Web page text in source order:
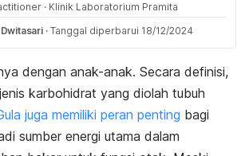
· Klinik Laboratorium Pramita
· Tanggal diperbarui 18/12/2024
dengan anak-anak. Secara definisi,
karbohidrat yang diolah tubuh
juga memiliki peran penting bagi
sumber energi utama dalam